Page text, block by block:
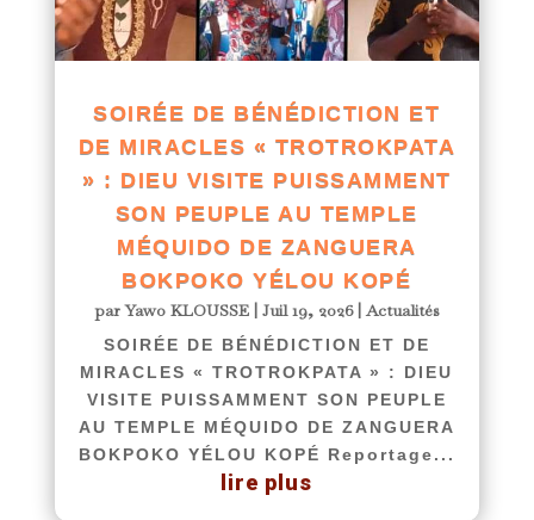
SOIRÉE DE BÉNÉDICTION ET
DE MIRACLES « TROTROKPATA
» : DIEU VISITE PUISSAMMENT
SON PEUPLE AU TEMPLE
MÉQUIDO DE ZANGUERA
BOKPOKO YÉLOU KOPÉ
parYawo KLOUSSE| Juil 19, 2026|Actualités
SOIRÉE DE BÉNÉDICTION ET DE
MIRACLES « TROTROKPATA » : DIEU
VISITE PUISSAMMENT SON PEUPLE
AU TEMPLE MÉQUIDO DE ZANGUERA
BOKPOKO YÉLOU KOPÉ Reportage...
lire plus